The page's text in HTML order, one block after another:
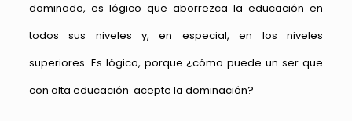
dominado, es lógico que aborrezca la educación en
todos sus niveles y, en especial, en los niveles
superiores. Es lógico, porque ¿cómo puede un ser que
con alta educación acepte la dominación?